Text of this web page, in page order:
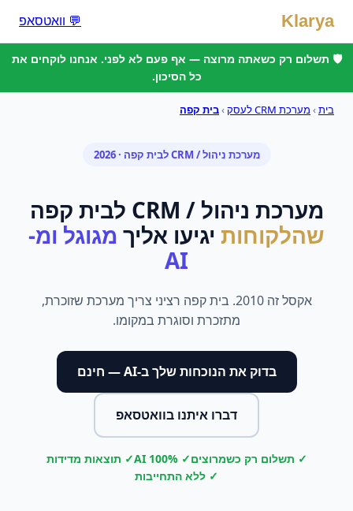
Klarya 💬 וואטסאפ
🛡️ תשלום רק כשאתה מרוצה — אף פעם לא לפני. אנחנו לוקחים את
כל הסיכון.
בית› מערכת CRM לעסק ›בית קפה
מערכת ניהול / CRM לבית קפה · 2026
מערכת ניהול / CRM לבית קפה
שהלקוחות יגיעו אליך מגוגל ומ-
AI
אקסל זה 2010. בית קפה רציני צריך מערכת שזוכרת,
מתזכרת וסוגרת במקומו.
בדוק את הנוכחות שלך ב-AI — חינם
דברו איתנו בוואטסאפ
✓ תשלום רק כשמרוצים✓ 100% AI
✓ תוצאות מדידות
✓ ללא התחייבות